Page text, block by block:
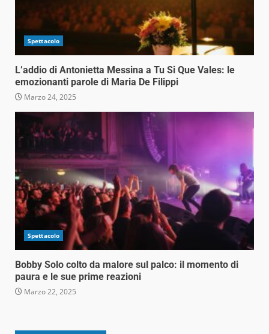
Spettacolo
L’addio di Antonietta Messina a Tu Si Que Vales: le
emozionanti parole di Maria De Filippi
Marzo 24, 2025
Spettacolo
Bobby Solo colto da malore sul palco: il momento di
paura e le sue prime reazioni
Marzo 22, 2025